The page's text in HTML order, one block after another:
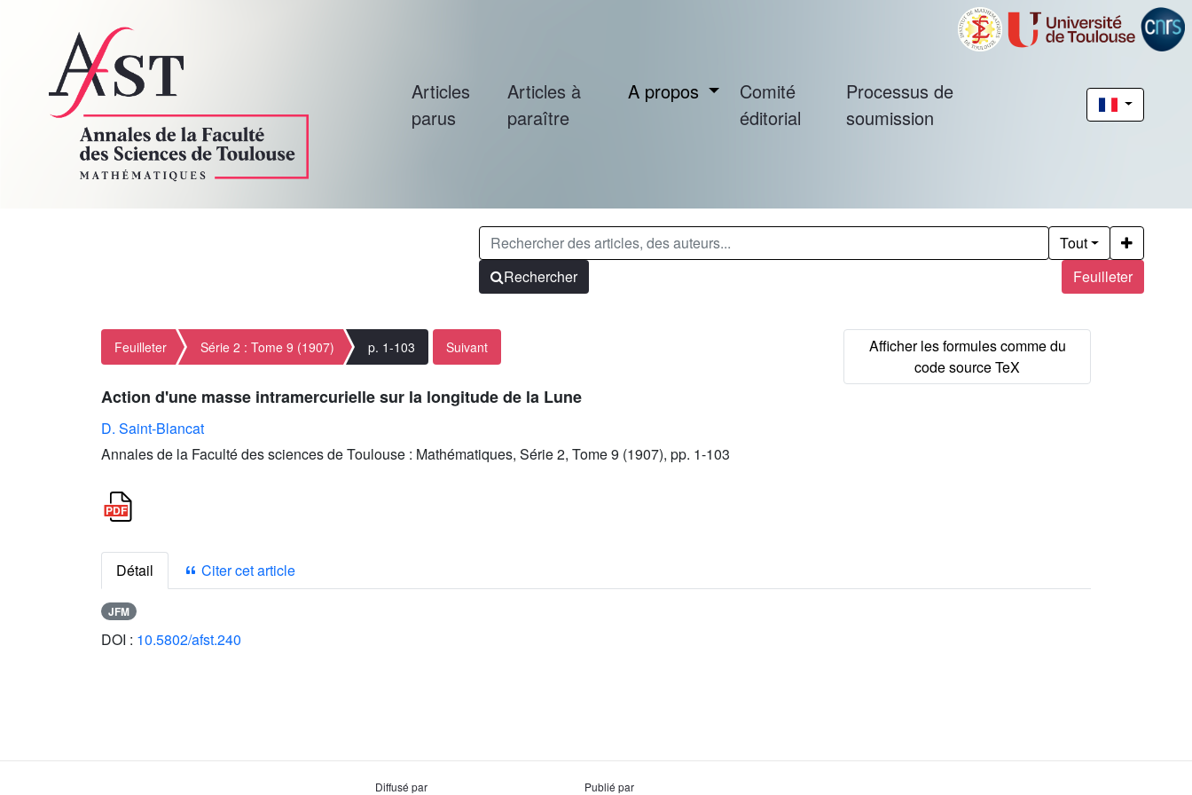
Articles
parus
Articles à
paraître
A propos
Comité
éditorial
Processus de
soumission
Feuilleter
Tout
Rechercher
Feuilleter Série 2 : Tome 9 (1907) p. 1-103 Suivant
Action d'une masse intramercurielle sur la longitude de la Lune
D. Saint-Blancat
Annales de la Faculté des sciences de Toulouse : Mathématiques, Série 2, Tome 9 (1907), pp. 1-103
Détail Citer cet article
JFM
DOI : 10.5802/afst.240
Diffusé par Publié par